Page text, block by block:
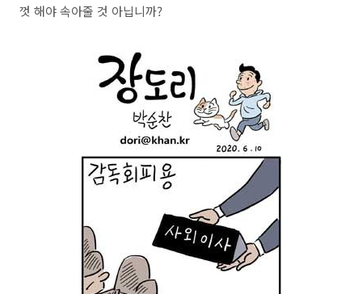
껏 해야 속아줄 것 아닙니까?